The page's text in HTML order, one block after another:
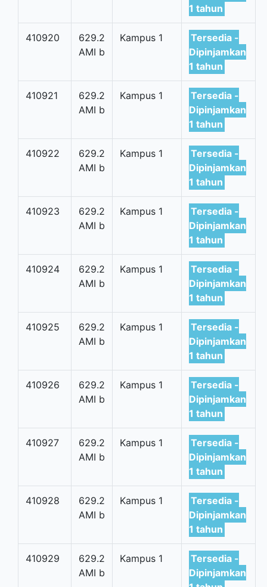
1 tahun
410920
629.2
AMI b
Kampus 1
Tersedia -
Dipinjamkan
1 tahun
410921
629.2
AMI b
Kampus 1
Tersedia -
Dipinjamkan
1 tahun
410922
629.2
AMI b
Kampus 1
Tersedia -
Dipinjamkan
1 tahun
410923
629.2
AMI b
Kampus 1
Tersedia -
Dipinjamkan
1 tahun
410924
629.2
AMI b
Kampus 1
Tersedia -
Dipinjamkan
1 tahun
410925
629.2
AMI b
Kampus 1
Tersedia -
Dipinjamkan
1 tahun
410926
629.2
AMI b
Kampus 1
Tersedia -
Dipinjamkan
1 tahun
410927
629.2
AMI b
Kampus 1
Tersedia -
Dipinjamkan
1 tahun
410928
629.2
AMI b
Kampus 1
Tersedia -
Dipinjamkan
1 tahun
410929
629.2
AMI b
Kampus 1
Tersedia -
Dipinjamkan